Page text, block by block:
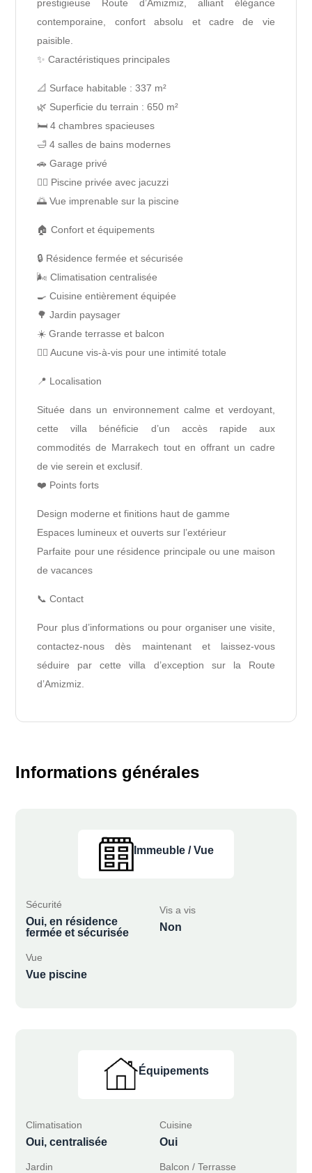
prestigieuse Route d’Amizmiz, alliant élégance
contemporaine, confort absolu et cadre de vie
paisible.
✨ Caractéristiques principales
📐 Surface habitable : 337 m²
🌿 Superficie du terrain : 650 m²
🛏️ 4 chambres spacieuses
🛁 4 salles de bains modernes
🚗 Garage privé
🏊‍♀️ Piscine privée avec jacuzzi
🌅 Vue imprenable sur la piscine
🏠 Confort et équipements
🔒 Résidence fermée et sécurisée
🌬️ Climatisation centralisée
🍳 Cuisine entièrement équipée
🌳 Jardin paysager
☀️ Grande terrasse et balcon
🧘‍♀️ Aucune vis-à-vis pour une intimité totale
📍 Localisation
Située dans un environnement calme et verdoyant,
cette villa bénéficie d’un accès rapide aux
commodités de Marrakech tout en offrant un cadre
de vie serein et exclusif.
❤️ Points forts
Design moderne et finitions haut de gamme
Espaces lumineux et ouverts sur l’extérieur
Parfaite pour une résidence principale ou une maison
de vacances
📞 Contact
Pour plus d’informations ou pour organiser une visite,
contactez-nous dès maintenant et laissez-vous
séduire par cette villa d’exception sur la Route
d’Amizmiz.
Informations générales
Immeuble / Vue
Sécurité
Oui, en résidence
fermée et sécurisée
Vis a vis
Non
Vue
Vue piscine
Équipements
Climatisation
Oui, centralisée
Cuisine
Oui
Jardin Balcon / Terrasse